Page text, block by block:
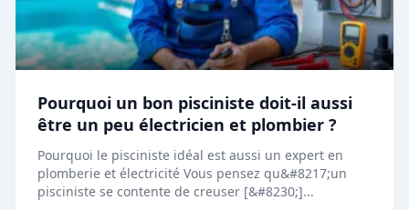
Pourquoi un bon pisciniste doit-il aussi
être un peu électricien et plombier ?
Pourquoi le pisciniste idéal est aussi un expert en
plomberie et électricité Vous pensez qu&#8217;un
pisciniste se contente de creuser [&#8230;]...